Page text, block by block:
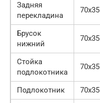
Задняя
перекладина
70х35
Брусок
нижний
70х35
Стойка
подлокотника
70х35
Подлокотник 70х35